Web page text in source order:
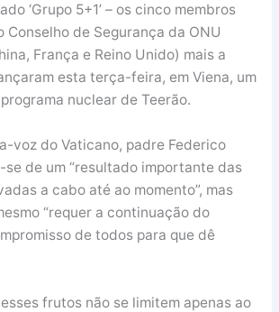
‘Grupo 5+1’ – os cinco membros
Conselho de Segurança da ONU
França e Reino Unido) mais a
esta terça-feira, em Viena, um
nuclear de Teerão.
voz do Vaticano, padre Federico
de um “resultado importante das
a cabo até ao momento”, mas
“requer a continuação do
de todos para que dê
frutos não se limitem apenas ao